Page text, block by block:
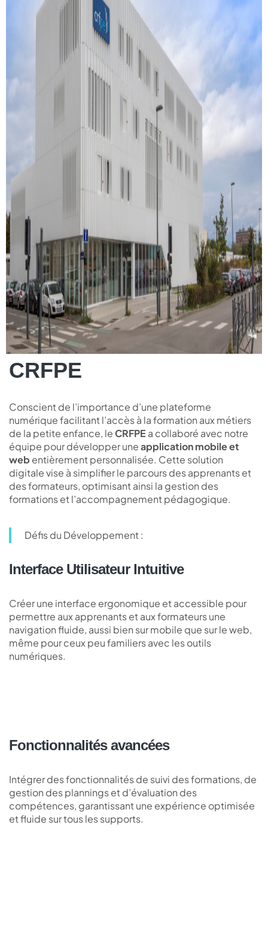
CRFPE
Conscient de l’importance d’une plateforme
numérique facilitant l’accès à la formation aux métiers
de la petite enfance, leCRFPE a collaboré avec notre
équipe pour développer uneapplication mobile et
web entièrement personnalisée. Cette solution
digitale vise à simplifier le parcours des apprenants et
des formateurs, optimisant ainsi la gestion des
formations et l’accompagnement pédagogique.
Défis du Développement :
Interface Utilisateur Intuitive
Créer une interface ergonomique et accessible pour
permettre aux apprenants et aux formateurs une
navigation fluide, aussi bien sur mobile que sur le web,
même pour ceux peu familiers avec les outils
numériques.
Fonctionnalités avancées
Intégrer des fonctionnalités de suivi des formations, de
gestion des plannings et d’évaluation des
compétences, garantissant une expérience optimisée
et fluide sur tous les supports.